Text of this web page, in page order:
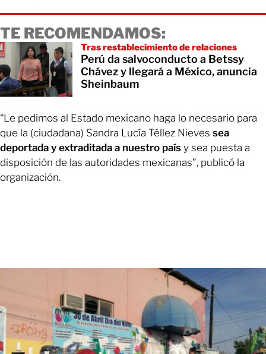
TE RECOMENDAMOS:
Tras restablecimiento de relaciones
Perú da salvoconducto a Betssy
Chávez y llegará a México, anuncia
Sheinbaum
“Le pedimos al Estado mexicano haga lo necesario para
que la (ciudadana) Sandra Lucía Téllez Nieves sea
deportada y extraditada a nuestro país y sea puesta a
disposición de las autoridades mexicanas”, publicó la
organización.